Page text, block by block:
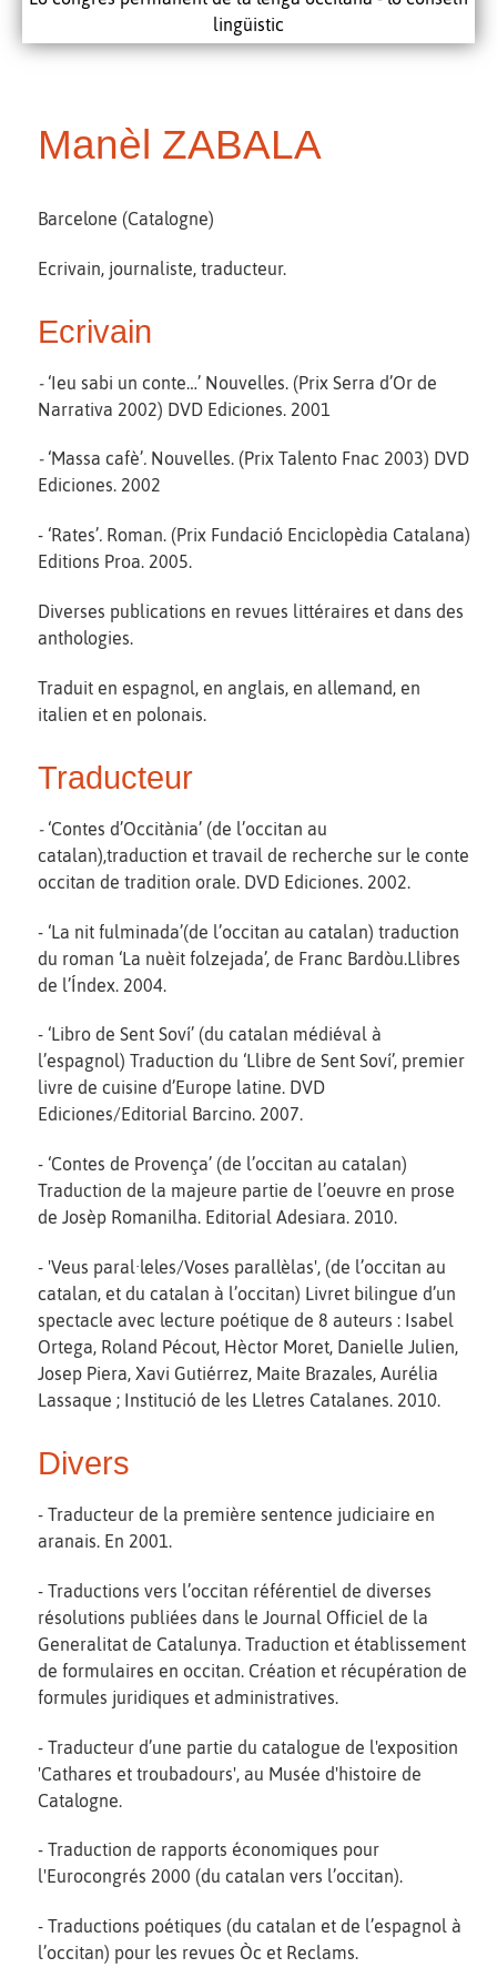
lingüistic
Manèl ZABALA
Barcelone (Catalogne)
Ecrivain, journaliste, traducteur.
Ecrivain
- ‘Ieu sabi un conte…’ Nouvelles. (Prix Serra d’Or de
Narrativa 2002) DVD Ediciones. 2001
- ‘Massa cafè’. Nouvelles. (Prix Talento Fnac 2003) DVD
Ediciones. 2002
- ‘Rates’. Roman. (Prix Fundació Enciclopèdia Catalana)
Editions Proa. 2005.
Diverses publications en revues littéraires et dans des
anthologies.
Traduit en espagnol, en anglais, en allemand, en
italien et en polonais.
Traducteur
- ‘Contes d’Occitània’ (de l’occitan au
catalan),traduction et travail de recherche sur le conte
occitan de tradition orale. DVD Ediciones. 2002.
- ‘La nit fulminada’(de l’occitan au catalan) traduction
du roman ‘La nuèit folzejada’, de Franc Bardòu.Llibres
de l’Índex. 2004.
- ‘Libro de Sent Soví’ (du catalan médiéval à
l’espagnol) Traduction du ‘Llibre de Sent Soví’, premier
livre de cuisine d’Europe latine. DVD
Ediciones/Editorial Barcino. 2007.
- ‘Contes de Provença’ (de l’occitan au catalan)
Traduction de la majeure partie de l’oeuvre en prose
de Josèp Romanilha. Editorial Adesiara. 2010.
- 'Veus paral·leles/Voses parallèlas', (de l’occitan au
catalan, et du catalan à l’occitan) Livret bilingue d’un
spectacle avec lecture poétique de 8 auteurs : Isabel
Ortega, Roland Pécout, Hèctor Moret, Danielle Julien,
Josep Piera, Xavi Gutiérrez, Maite Brazales, Aurélia
Lassaque ; Institució de les Lletres Catalanes. 2010.
Divers
- Traducteur de la première sentence judiciaire en
aranais. En 2001.
- Traductions vers l’occitan référentiel de diverses
résolutions publiées dans le Journal Officiel de la
Generalitat de Catalunya. Traduction et établissement
de formulaires en occitan. Création et récupération de
formules juridiques et administratives.
- Traducteur d’une partie du catalogue de l'exposition
'Cathares et troubadours', au Musée d'histoire de
Catalogne.
- Traduction de rapports économiques pour
l'Eurocongrés 2000 (du catalan vers l’occitan).
- Traductions poétiques (du catalan et de l’espagnol à
l’occitan) pour les revues Òc et Reclams.